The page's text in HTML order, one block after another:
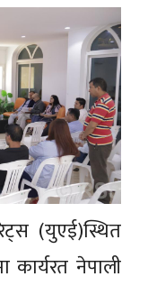
(युएई)स्थित
कार्यरत नेपाली